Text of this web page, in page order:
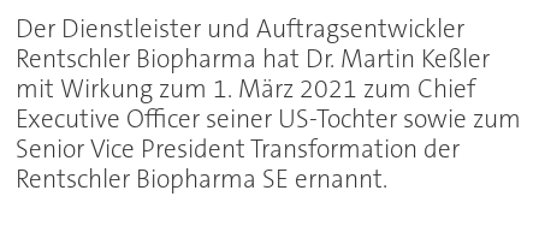
Der Dienstleister und Auftragsentwickler
Rentschler Biopharma hat Dr. Martin Keßler
mit Wirkung zum 1. März 2021 zum Chief
Executive Officer seiner US-Tochter sowie zum
Senior Vice President Transformation der
Rentschler Biopharma SE ernannt.